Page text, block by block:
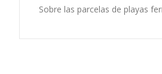
entradas
Sobre las parcelas de playas